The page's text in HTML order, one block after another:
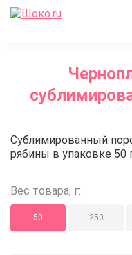
Каталог
Кондитерские
Черноплодная
Сублимированный
рябины в упаковке 50
Вес товара, г:
50 250